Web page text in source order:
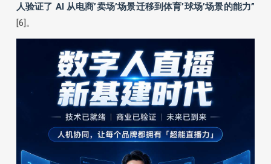
人验证了 AI 从电商’卖场’场景迁移到体育’球场’场景的能力”
[6]。